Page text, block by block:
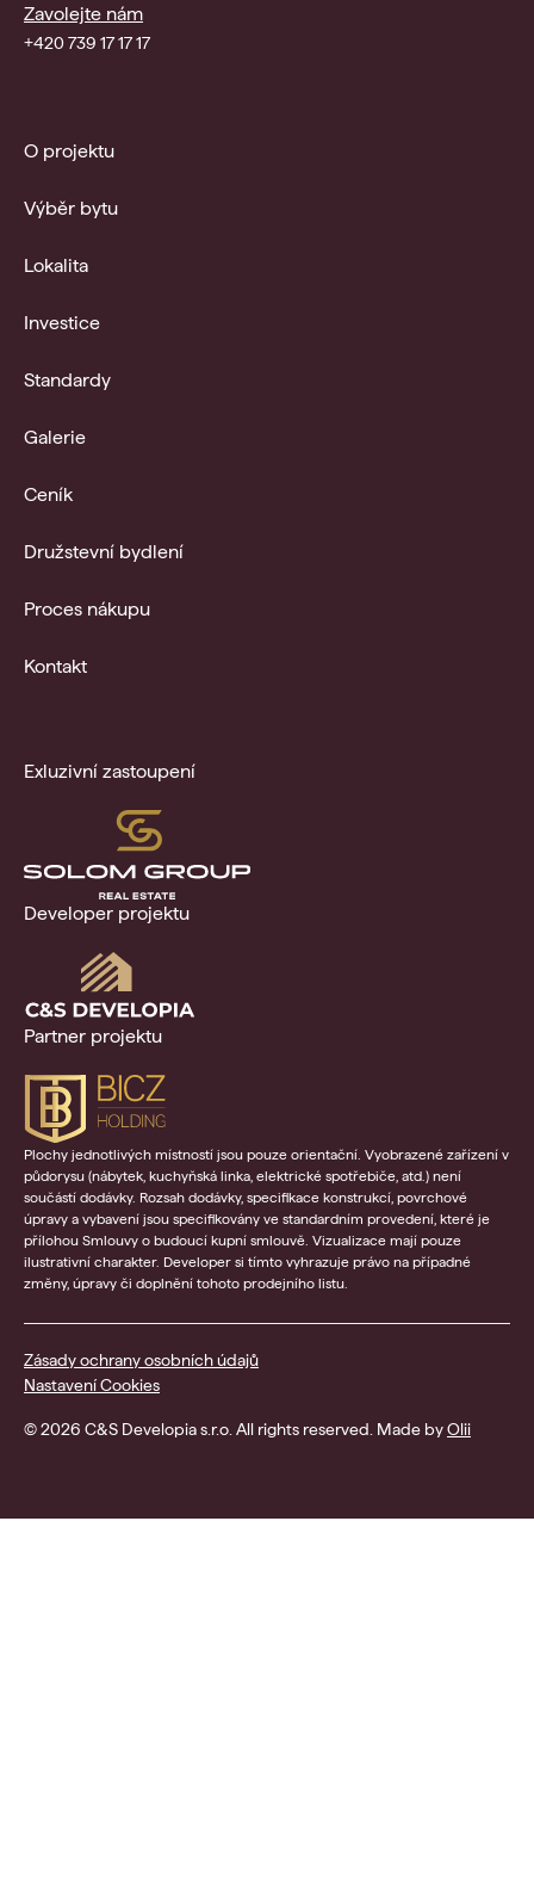
Zavolejte nám
+420 739 17 17 17
O projektu
Výběr bytu
Lokalita
Investice
Standardy
Galerie
Ceník
Družstevní bydlení
Proces nákupu
Kontakt
Exluzivní zastoupení
Developer projektu
Partner projektu
Plochy jednotlivých místností jsou pouze orientační. Vyobrazené zařízení v
půdorysu (nábytek, kuchyňská linka, elektrické spotřebiče, atd.) není
součástí dodávky. Rozsah dodávky, specifikace konstrukcí, povrchové
úpravy a vybavení jsou specifikovány ve standardním provedení, které je
přílohou Smlouvy o budoucí kupní smlouvě. Vizualizace mají pouze
ilustrativní charakter. Developer si tímto vyhrazuje právo na případné
změny, úpravy či doplnění tohoto prodejního listu.
© 2026 C&S Developia s.r.o. All rights reserved. Made byOlii
Zásady ochrany osobních údajů
Nastavení Cookies